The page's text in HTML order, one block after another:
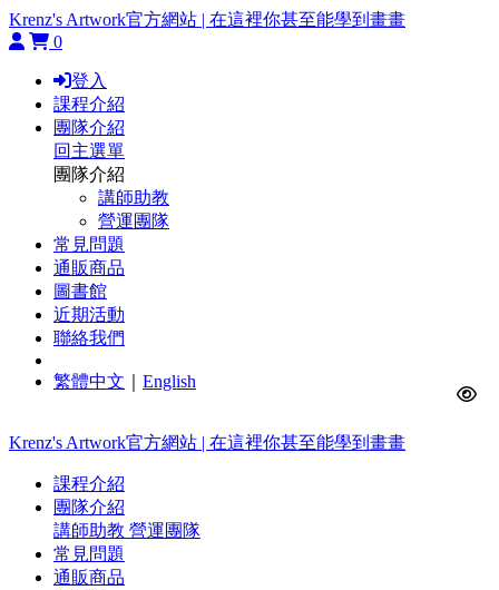
Krenz's Artwork官方網站 | 在這裡你甚至能學到畫畫
0
登入
課程介紹
團隊介紹
回主選單
團隊介紹
講師助教
營運團隊
常見問題
通販商品
圖書館
近期活動
聯絡我們
繁體中文 English
Krenz's Artwork官方網站 | 在這裡你甚至能學到畫畫
課程介紹
團隊介紹
講師助教 營運團隊
常見問題
通販商品